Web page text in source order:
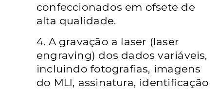
confeccionados em ofsete de
alta qualidade.
4. A gravação a laser (laser
engraving) dos dados variáveis,
incluindo fotografias, imagens
do MLI, assinatura, identificação